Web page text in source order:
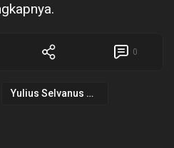
0
Yulius Selvanus Komaling